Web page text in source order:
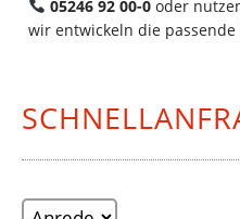
05246 92 00-0 oder
wir entwickeln die